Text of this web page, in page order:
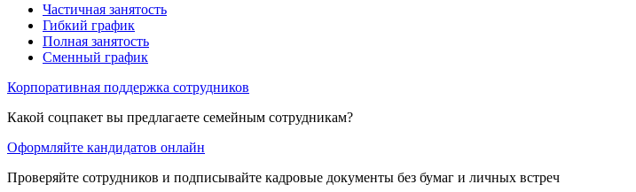
Частичная занятость
Гибкий график
Полная занятость
Сменный график
Корпоративная поддержка сотрудников
Какой соцпакет вы предлагаете семейным сотрудникам?
Оформляйте кандидатов онлайн
Проверяйте сотрудников и подписывайте кадровые документы без бумаг и личных встреч